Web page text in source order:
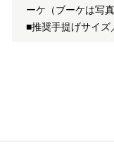
ーケ（ブーケは写
■推奨手提げサイズ